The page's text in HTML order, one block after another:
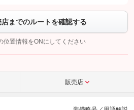
をタップして問い合わせを
こちら
までのルートを確認する
位置情報をONにしてください
販売店